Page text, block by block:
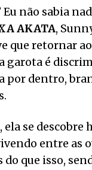
não sabia
AKATA,
que retornar
é
dentro,
se descobre
entre as
que isso,